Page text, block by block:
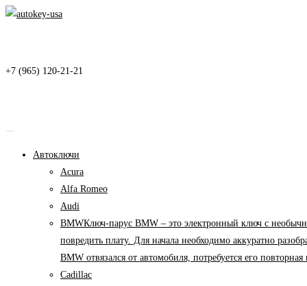
Перейти
+7 (965) 120-21-21
Автоключи
Acura
Alfa Romeo
Audi
BMWКлюч-парус BMW – это электронный ключ с
повредить плату. Для начала необходимо аккуратно
BMW отвязался от автомобиля, потребуется его
Cadillac